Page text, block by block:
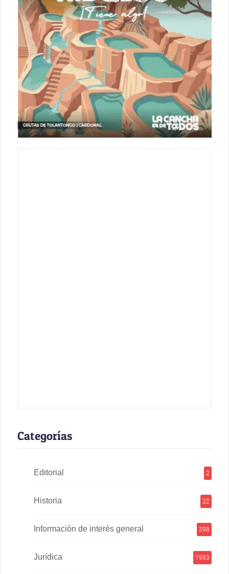
Categorías
Editorial 2
Historia 22
Información de interés general 398
Jurídica 1963